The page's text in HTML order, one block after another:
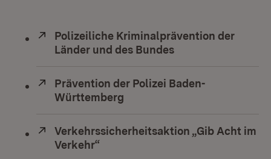
Extern:
Polizeiliche Kriminalprävention der
Länder und des Bundes
Extern:
Prävention der Polizei Baden-
Württemberg
Extern:
Verkehrssicherheitsaktion „Gib Acht im
Verkehr“